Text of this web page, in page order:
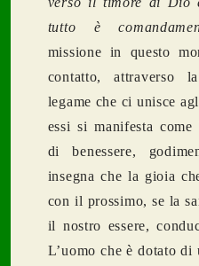
tutto è
missione in questo
contatto, attraverso
legame che ci unisce
essi si manifesta come
di benessere,
insegna che la gioia
con il prossimo, se la
il nostro essere,
L’uomo che è dotato di